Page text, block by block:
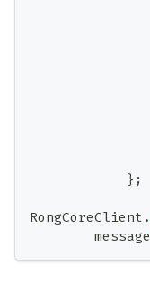
} ;
RongCoreClient .
        message